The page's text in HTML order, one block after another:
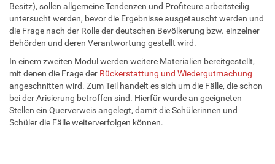
Besitz), sollen allgemeine Tendenzen und Profiteure arbeitsteilig
untersucht werden, bevor die Ergebnisse ausgetauscht werden und
die Frage nach der Rolle der deutschen Bevölkerung bzw. einzelner
Behörden und deren Verantwortung gestellt wird.
In einem zweiten Modul werden weitere Materialien bereitgestellt,
mit denen die Frage der Rückerstattung und Wiedergutmachung
angeschnitten wird. Zum Teil handelt es sich um die Fälle, die schon
bei der Arisierung betroffen sind. Hierfür wurde an geeigneten
Stellen ein Querverweis angelegt, damit die Schülerinnen und
Schüler die Fälle weiterverfolgen können.